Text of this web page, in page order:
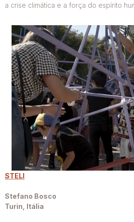
a crise climática e a força do espírito
STELI
Stefano Bosco
Turin, Itália